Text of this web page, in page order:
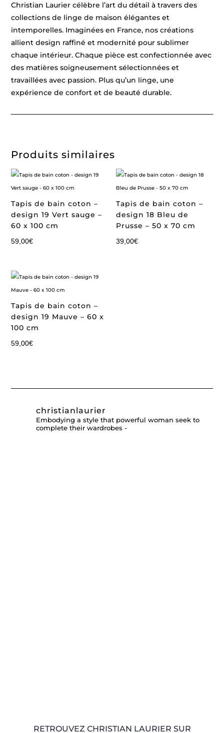
Christian Laurier célèbre l’art du détail à travers des
collections de linge de maison élégantes et
intemporelles. Imaginées en France, nos créations
allient design raffiné et modernité pour sublimer
chaque intérieur. Chaque pièce est confectionnée avec
des matières soigneusement sélectionnées et
travaillées avec passion. Plus qu’un linge, une
expérience de confort et de beauté durable.
Produits similaires
Tapis de bain coton –
design 19 Vert sauge –
60 x 100 cm
59,00€
Tapis de bain coton –
design 18 Bleu de
Prusse – 50 x 70 cm
39,00€
Tapis de bain coton –
design 19 Mauve – 60 x
100 cm
59,00€
christianlaurier
Embodying a style that powerful woman seek to
complete their wardrobes -
RETROUVEZ CHRISTIAN LAURIER SUR